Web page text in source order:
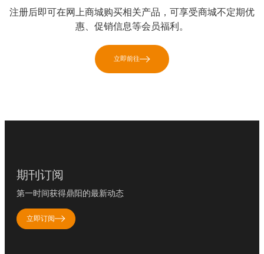
注册后即可在网上商城购买相关产品，可享受商城不定期优
惠、促销信息等会员福利。
立即前往
期刊订阅
第一时间获得鼎阳的最新动态
立即订阅